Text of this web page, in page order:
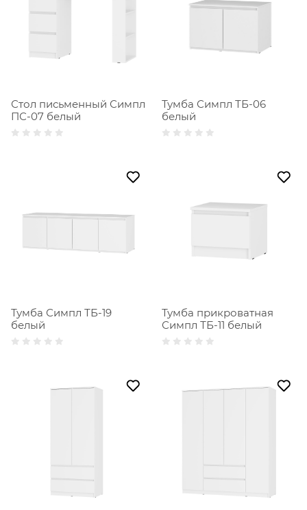
Стол письменный Симпл
ПС-07 белый
Тумба Симпл ТБ-06
белый
Тумба Симпл ТБ-19
белый
Тумба прикроватная
Симпл ТБ-11 белый